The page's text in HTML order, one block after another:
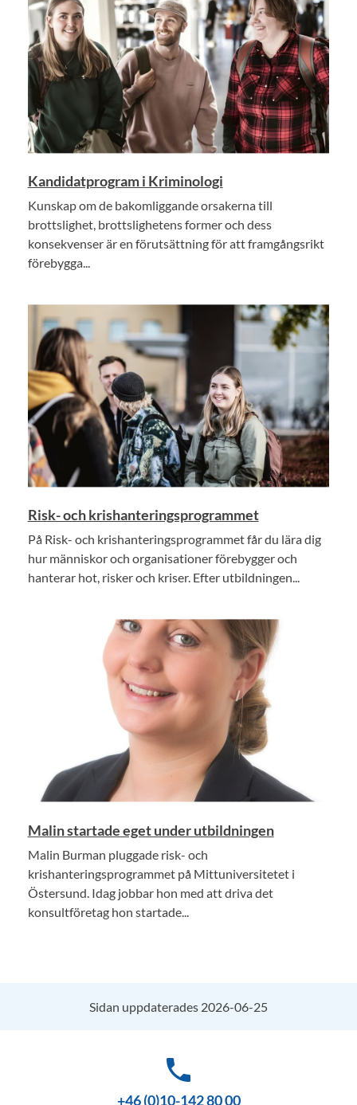
Kandidatprogram i Kriminologi
Kunskap om de bakomliggande orsakerna till
brottslighet, brottslighetens former och dess
konsekvenser är en förutsättning för att framgångsrikt
förebygga...
Risk- och krishanteringsprogrammet
På Risk- och krishanteringsprogrammet får du lära dig
hur människor och organisationer förebygger och
hanterar hot, risker och kriser. Efter utbildningen...
Malin startade eget under utbildningen
Malin Burman pluggade risk- och
krishanteringsprogrammet på Mittuniversitetet i
Östersund. Idag jobbar hon med att driva det
konsultföretag hon startade...
Sidan uppdaterades 2026-06-25
phone
+46 (0)10-142 80 00